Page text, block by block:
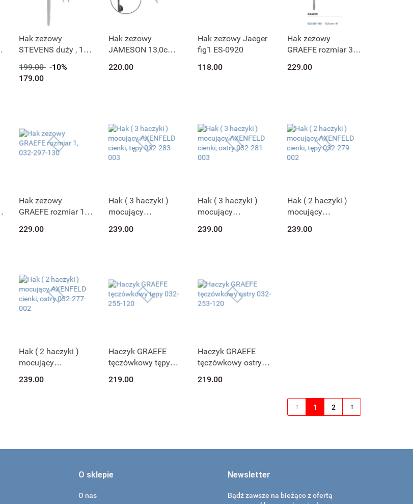
Hak zezowy
STEVENS duży , 14
199.00 -10%
179.00
Hak zezowy
JAMESON 13,0cm
220.00
Hak zezowy Jaeger
fig1 ES-0920
118.00
Hak zezowy
GRAEFE rozmiar 3,
229.00
Hak zezowy
GRAEFE rozmiar 1,
229.00
Hak ( 3 haczyki )
mocujący
tępy 032-283-003
239.00
Hak ( 3 haczyki )
mocujący
ostry 032-281-003
239.00
Hak ( 2 haczyki )
mocujący
tępy 032-279-002
239.00
Hak ( 2 haczyki )
mocujący
ostry 032-277-002
239.00
Haczyk GRAEFE
tęczówkowy tępy
219.00
Haczyk GRAEFE
tęczówkowy ostry
219.00
1 2
O sklepie
O nas
Newsletter
Bądź zawsze na bieżąco z ofertą